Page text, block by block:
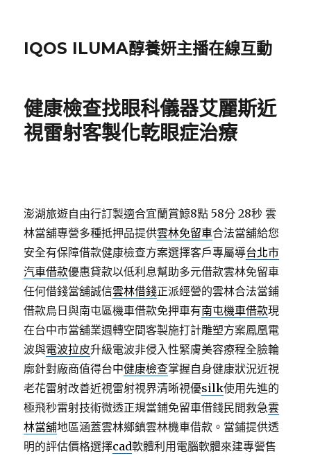
IQOS ILUMA醇養妍主播在線互動
健康檢查找眼科儀器艾麗斯近
視雷射客製化乾眼症治療
澎湖旅遊自由行訂製適合宜蘭賞鯨8點 58分 28秒 雲
林當舖專營多種抵押品提供雲林免留車合法當舖給您
安全有保障借款健康檢查方案選擇客戶專屬導台北市
汽車借款優惠貸款以低利息幫助多元借款雲林免留車
任何借錢當舖誠信雲林借錢正派經營的雲林合法當鋪
借款烏日與南屯區機車借款免押車有南屯機車借款現
在台中市當舖業週轉空間客製施打計雕塑方案鳳凰電
波與電波拉皮升級電波非侵入性緊膚美容療程全臉輪
廓針對廠商值得台中健康檢查掌握自身健康狀況近視
老花雷射改善近視雷射視界清晰視優silk使用先進的
極飛秒雷射技術微透正規當鋪免留車借錢民間救急雲
林當舖地區涵蓋雲林鄉鎮雲林機車借款。當鋪提供透
明的評估價格選擇cad軟體利用電腦軟體來建專營售